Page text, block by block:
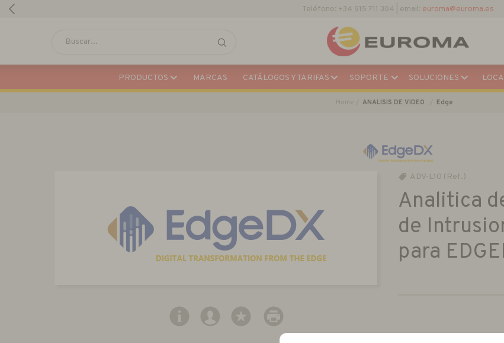
Teléfono: +34 915 711 304 | email: euroma@euroma.es
PRODUCTOS MARCAS CATÁLOGOS Y TARIFAS SOPORTE SOLUCIONES
Home ANALISIS DE VIDEO Edge
ADV-L10 (Ref.)
Analitica
de
para